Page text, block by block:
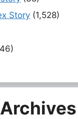
Story (1,528)
Archives